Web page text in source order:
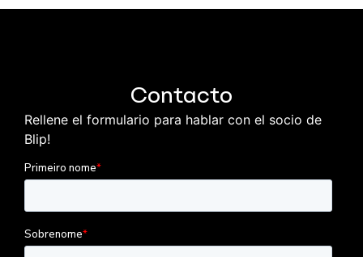
Contacto
Rellene el formulario para hablar con el socio de
Blip!